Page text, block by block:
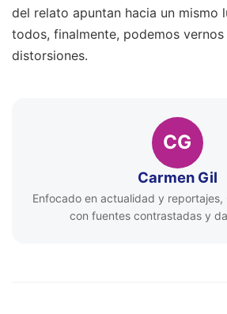
del relato apuntan hacia un mismo
todos, finalmente, podemos
distorsiones.
CG
Carmen Gil
Enfocado en actualidad y reportajes,
con fuentes contrastadas y